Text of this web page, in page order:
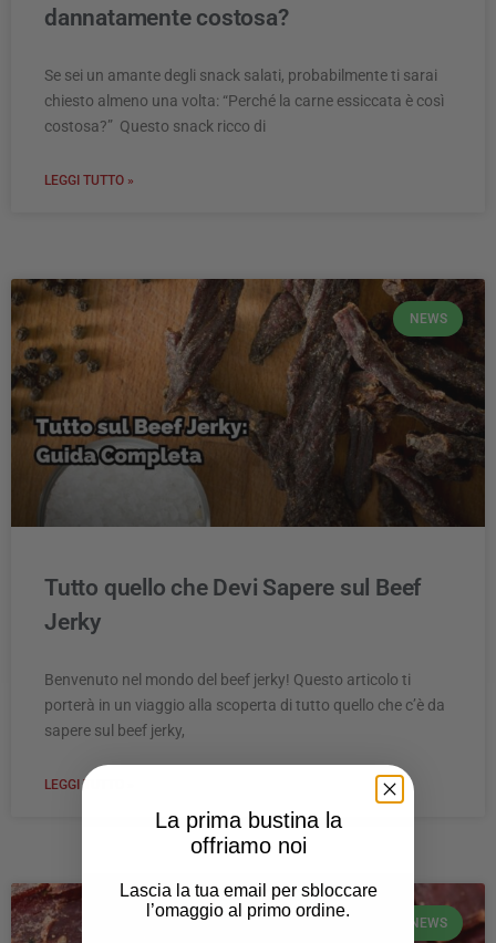
dannatamente costosa?
Se sei un amante degli snack salati, probabilmente ti sarai
chiesto almeno una volta: “Perché la carne essiccata è così
costosa?” Questo snack ricco di
LEGGI TUTTO »
NEWS
Tutto quello che Devi Sapere sul Beef
Jerky
Benvenuto nel mondo del beef jerky! Questo articolo ti
porterà in un viaggio alla scoperta di tutto quello che c’è da
sapere sul beef jerky,
LEGGI TUTTO »
NEWS
La prima bustina la
offriamo noi
Lascia la tua email per sbloccare
l’omaggio al primo ordine.